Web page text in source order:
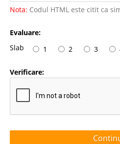
Nota: Codul HTML este citit ca
Evaluare:
Slab
1 2 3
Verificare: